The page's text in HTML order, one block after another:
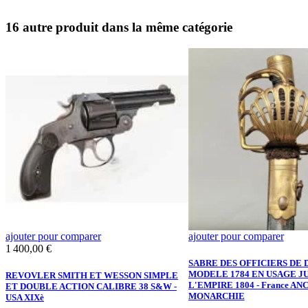
16 autre produit dans la même catégorie
ajouter pour comparer
Prix
1 400,00 €
REVOVLER SMITH ET WESSON SIMPLE
ET DOUBLE ACTION CALIBRE 38 S&W -
USA XIXè
ajouter pour comparer
SABRE DES OFFICIERS DE
MODELE 1784 EN USAGE
L'EMPIRE 1804 - France
MONARCHIE